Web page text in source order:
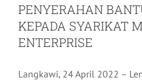
PENYERAHAN
KEPADA SYARIKAT
ENTERPRISE
Langkawi, 24 April 2022 –